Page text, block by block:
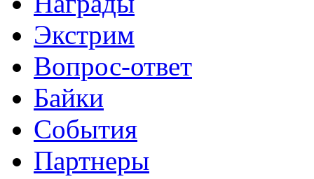
Экстрим
Вопрос-ответ
Байки
События
Партнеры